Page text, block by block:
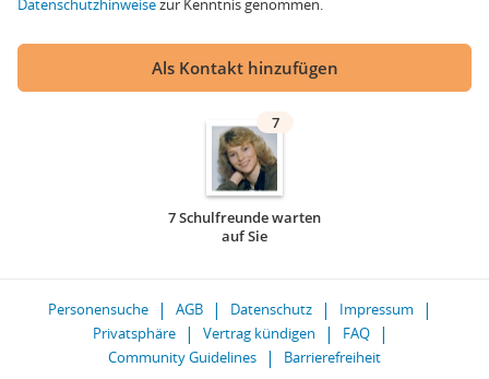
Datenschutzhinweisezur Kenntnis genommen.
Als Kontakt hinzufügen
7
7 Schulfreunde warten
auf Sie
Personensuche AGB Datenschutz
Impressum
Privatsphäre
Vertrag kündigen
FAQ
Community Guidelines
Barrierefreiheit